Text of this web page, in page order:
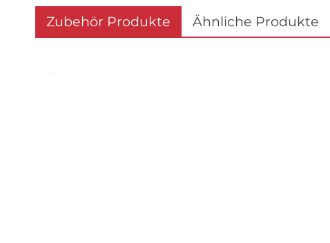
Zubehör Produkte Ähnliche Produkte